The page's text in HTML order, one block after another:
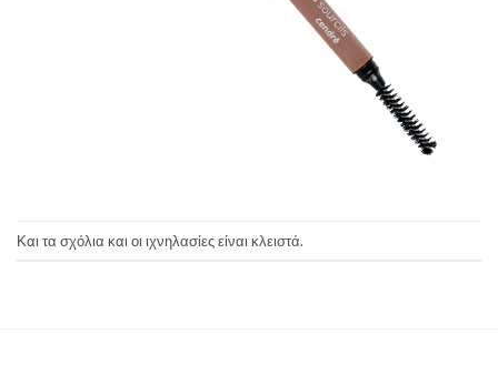
Και τα σχόλια και οι ιχνηλασίες είναι κλειστά.